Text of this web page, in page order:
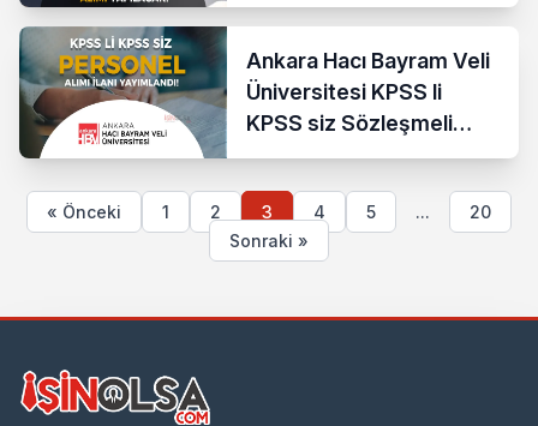
Ankara Hacı Bayram Veli
Üniversitesi KPSS li
KPSS siz Sözleşmeli
Personel Alacak!
« Önceki 1 2 3 4 5 ...
20
Sonraki »